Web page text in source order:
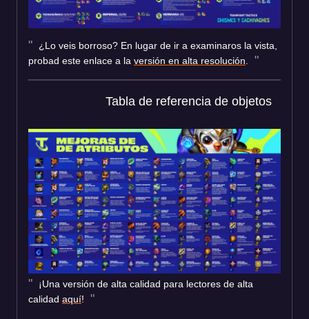
¿Lo veis borroso? En lugar de ir a examinaros la vista,
probad este enlace a la versión en alta resolución
Tabla de referencia de objetos
¡Una versión de alta calidad para lectores de alta
calidad aquí!